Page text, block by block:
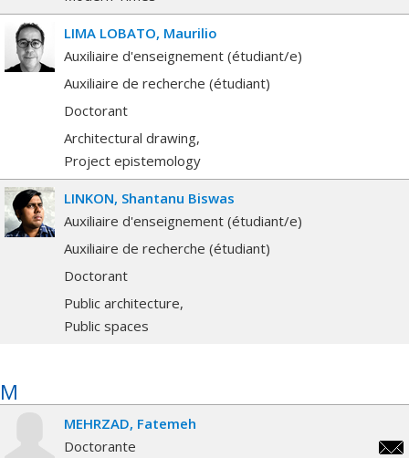
LIMA LOBATO Maurilio
Auxiliaire d'enseignement (étudiant/e)
Auxiliaire de recherche (étudiant)
Doctorant
Architectural drawing
Project epistemology
LINKON Shantanu Biswas
Auxiliaire d'enseignement (étudiant/e)
Auxiliaire de recherche (étudiant)
Doctorant
Public architecture
Public spaces
M
MEHRZAD Fatemeh
Doctorante